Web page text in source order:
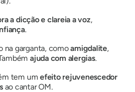
a dicção e clareia a voz,
.
na garganta, comoamigdalite,
ajuda com alergias.
tem umefeito rejuvenescedor
ao cantarOM.